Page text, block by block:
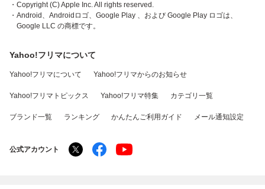
・Copyright (C) Apple Inc. All rights reserved.
・Android、Androidロゴ、Google Play 、および Google Play ロゴは、
Google LLC の商標です。
Yahoo!フリマについて
Yahoo!フリマについて Yahoo!フリマからのお知らせ
Yahoo!フリマトピックス Yahoo!フリマ特集 カテゴリ一覧
ブランド一覧 ランキング かんたんご利用ガイド メール通知設定
公式アカウント